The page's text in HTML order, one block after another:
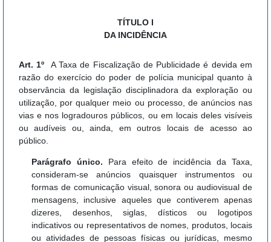
TÍTULO I
DA INCIDÊNCIA
Art. 1º A Taxa de Fiscalização de Publicidade é devida em
razão do exercício do poder de polícia municipal quanto à
observância da legislação disciplinadora da exploração ou
utilização, por qualquer meio ou processo, de anúncios nas
vias e nos logradouros públicos, ou em locais deles visíveis
ou audíveis ou, ainda, em outros locais de acesso ao
público.
Parágrafo único. Para efeito de incidência da Taxa,
consideram-se anúncios quaisquer instrumentos ou
formas de comunicação visual, sonora ou audiovisual de
mensagens, inclusive aqueles que contiverem apenas
dizeres, desenhos, siglas, dísticos ou logotipos
indicativos ou representativos de nomes, produtos, locais
ou atividades de pessoas físicas ou jurídicas, mesmo